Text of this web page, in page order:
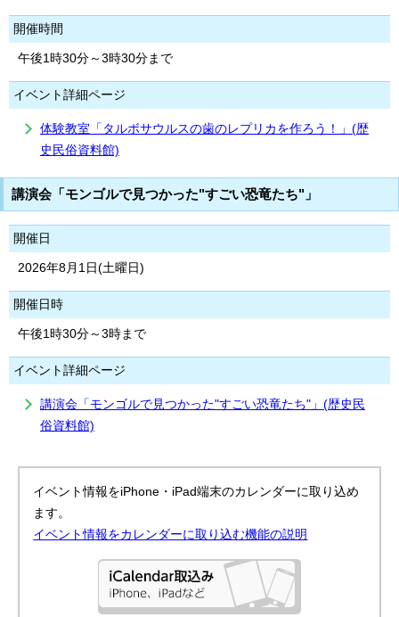
開催時間
午後1時30分～3時30分まで
イベント詳細ページ
体験教室「タルボサウルスの歯のレプリカを作ろう！」(歴
史民俗資料館)
講演会「モンゴルで見つかった"すごい恐竜たち"」
開催日
2026年8月1日(土曜日)
開催日時
午後1時30分～3時まで
イベント詳細ページ
講演会「モンゴルで見つかった"すごい恐竜たち"」(歴史民
俗資料館)
イベント情報をiPhone・iPad端末のカレンダーに取り込め
ます。
イベント情報をカレンダーに取り込む機能の説明